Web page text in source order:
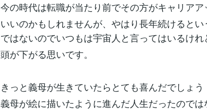
今の時代は転職が当たり前でその方がキャリア
いいのかもしれませんが、やはり長年続けると
ではないのでいつもは宇宙人と言ってはいるけ
頭が下がる思いです。
きっと義母が生きていたらとても喜んだでしょう
義母が絵に描いたように進んだ人生だったので